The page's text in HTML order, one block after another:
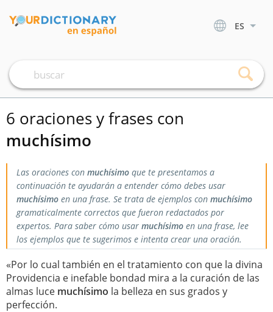
ES
6 oraciones y frases con
muchísimo
Las oraciones con muchísimo que te presentamos a
continuación te ayudarán a entender cómo debes usar
muchísimo en una frase. Se trata de ejemplos con muchísimo
gramaticalmente correctos que fueron redactados por
expertos. Para saber cómo usar muchísimo en una frase, lee
los ejemplos que te sugerimos e intenta crear una oración.
«Por lo cual también en el tratamiento con que la divina
Providencia e inefable bondad mira a la curación de las
almas luce muchísimo la belleza en sus grados y
perfección.